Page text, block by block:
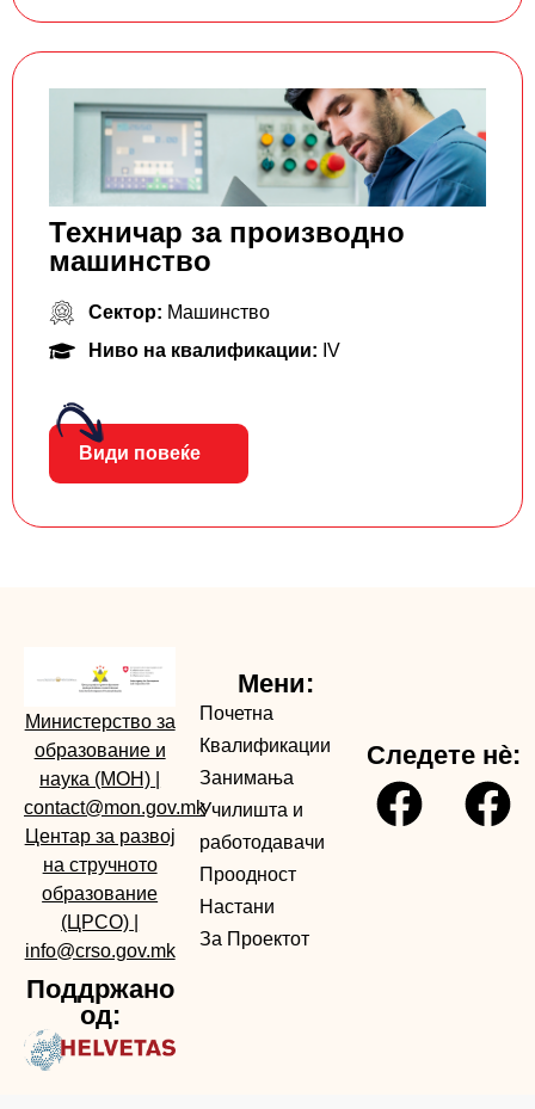
Техничар за производно
машинство
Сектор: Машинство
Ниво на квалификации: IV
Види повеќе
Министерство за
образование и
наука (МОН)
contact@mon.gov.mk
Центар за развој
на стручното
образование
(ЦРСО)
info@crso.gov.mk
Поддржано
од:
Мени:
Почетна
Квалификации
Занимања
Училишта и
работодавачи
Проодност
Настани
За Проектот
Следете нè: